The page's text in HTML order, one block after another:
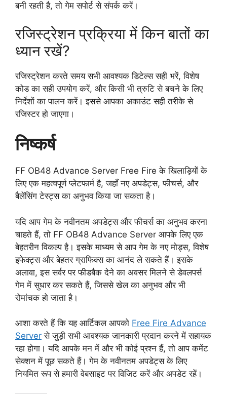
बनी रहती है, तो गेम सपोर्ट से संपर्क करें।
रजिस्ट्रेशन प्रक्रिया में किन बातों का
ध्यान रखें?
रजिस्ट्रेशन करते समय सभी आवश्यक डिटेल्स सही भरें, विशेष
कोड का सही उपयोग करें, और किसी भी त्रुटि से बचने के लिए
निर्देशों का पालन करें। इससे आपका अकाउंट सही तरीके से
रजिस्टर हो जाएगा।
निष्कर्ष
FF OB48 Advance Server Free Fire के खिलाड़ियों के
लिए एक महत्वपूर्ण प्लेटफार्म है, जहाँ नए अपडेट्स, फीचर्स, और
बैलेंसिंग टेस्ट्स का अनुभव किया जा सकता है।
यदि आप गेम के नवीनतम अपडेट्स और फीचर्स का अनुभव करना
चाहते हैं, तो FF OB48 Advance Server आपके लिए एक
बेहतरीन विकल्प है। इसके माध्यम से आप गेम के नए मोड्स, विशेष
इफेक्ट्स और बेहतर ग्राफिक्स का आनंद ले सकते हैं। इसके
अलावा, इस सर्वर पर फीडबैक देने का अवसर मिलने से डेवलपर्स
गेम में सुधार कर सकते हैं, जिससे खेल का अनुभव और भी
रोमांचक हो जाता है।
आशा करते हैं कि यह आर्टिकल आपको Free Fire Advance
Server से जुड़ी सभी आवश्यक जानकारी प्रदान करने में सहायक
रहा होगा। यदि आपके मन में और भी कोई प्रश्न हैं, तो आप कमेंट
सेक्शन में पूछ सकते हैं। गेम के नवीनतम अपडेट्स के लिए
नियमित रूप से हमारी वेबसाइट पर विजिट करें और अपडेट रहें।